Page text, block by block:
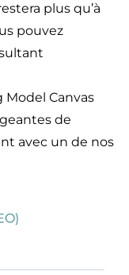
plus qu’à
pouvez
Model Canvas
de
avec un de nos